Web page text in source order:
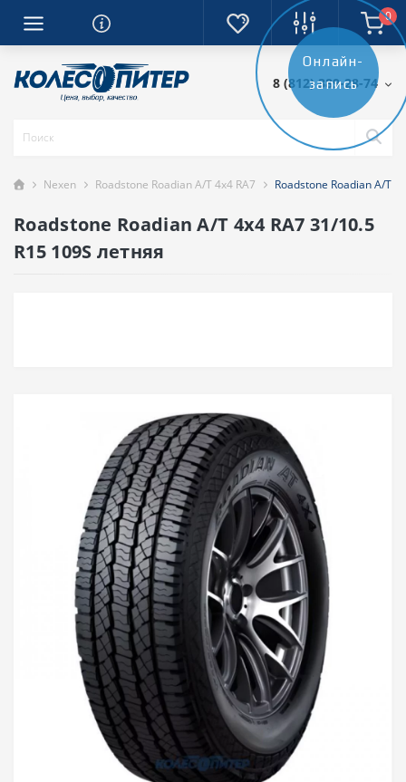
0
8 (812) 389-28-74
Nexen Roadstone Roadian A/T 4x4 RA7 Roadstone Roadian A/T
Roadstone Roadian A/T 4x4 RA7 31/10.5
R15 109S летняя
Онлайн-
запись